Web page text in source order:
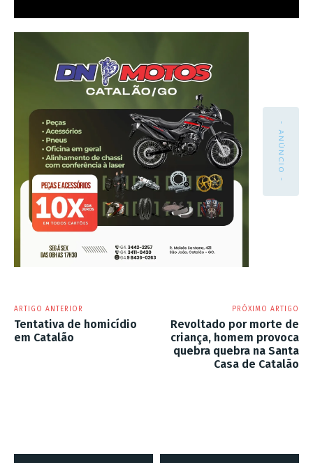
- ANÚNCIO -
ARTIGO ANTERIOR
Tentativa de homicídio
em Catalão
PRÓXIMO ARTIGO
Revoltado por morte de
criança, homem provoca
quebra quebra na Santa
Casa de Catalão